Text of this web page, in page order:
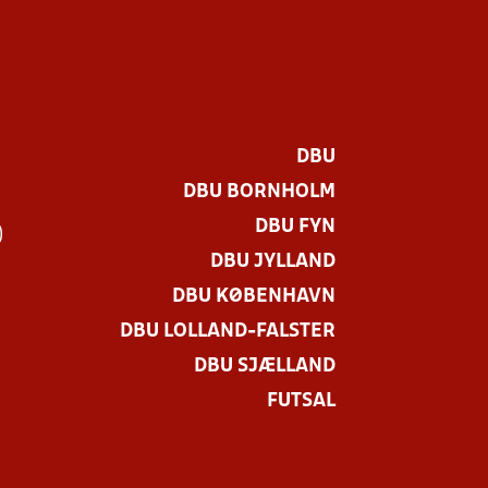
DBU
DBU BORNHOLM
DBU FYN
DBU JYLLAND
DBU KØBENHAVN
DBU LOLLAND-FALSTER
DBU SJÆLLAND
FUTSAL